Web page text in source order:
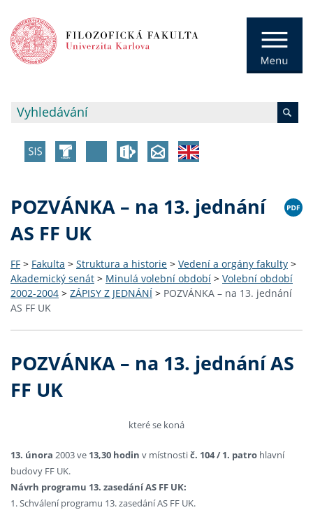
POZVÁNKA – na 13. jednání
AS FF UK
FF > Fakulta > Struktura a historie > Vedení a orgány fakulty >
Akademický senát > Minulá volební období > Volební období
2002-2004 > ZÁPISY Z JEDNÁNÍ > POZVÁNKA – na 13. jednání
AS FF UK
POZVÁNKA – na 13. jednání AS
FF UK
které se koná
13. února 2003 ve 13,30 hodin v místnostič. 104 / 1. patro hlavní
budovy FF UK.
Návrh programu 13. zasedání AS FF UK:
1. Schválení programu 13. zasedání AS FF UK.